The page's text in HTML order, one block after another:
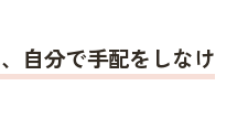
自分で手配をしなけ